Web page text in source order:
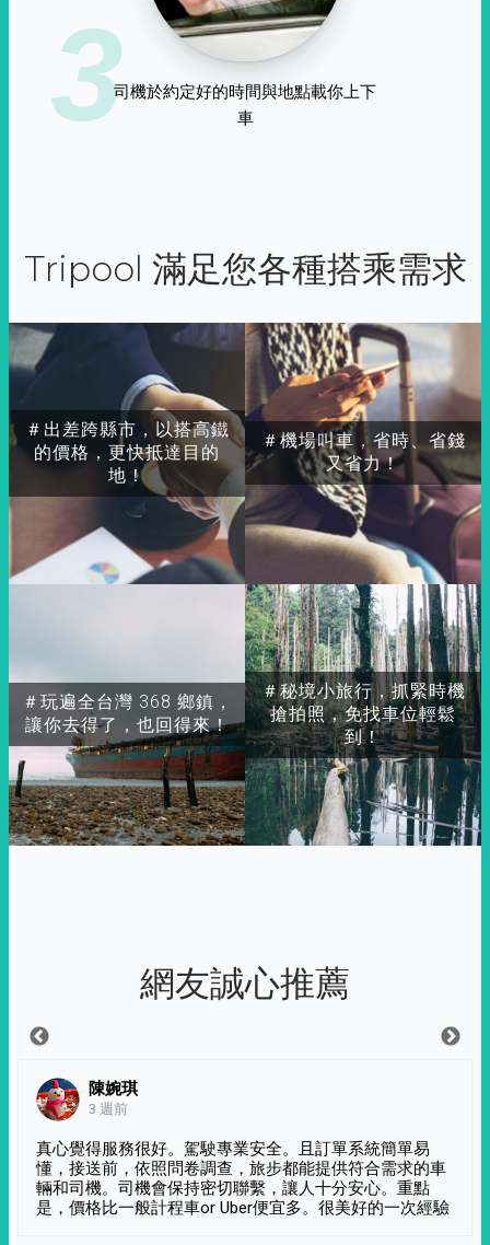
3司機於約定好的時間與地點載你上下
車
Tripool 滿足您各種搭乘需求
＃出差跨縣市，以搭高鐵
的價格，更快抵達目的
地！
＃玩遍全台灣 368 鄉鎮，
讓你去得了，也回得來！
＃秘境小旅行，抓緊時機
搶拍照，免找車位輕鬆
到！
＃機場叫車，省時、省錢
又省力！
網友誠心推薦
陳婉琪
3 週前
真心覺得服務很好。駕駛專業安全。且訂單系統簡單易
懂，接送前，依照問卷調查，旅步都能提供符合需求的車
輛和司機。司機會保持密切聯繫，讓人十分安心。重點
是，價格比一般計程車or Uber便宜多。很美好的一次經驗